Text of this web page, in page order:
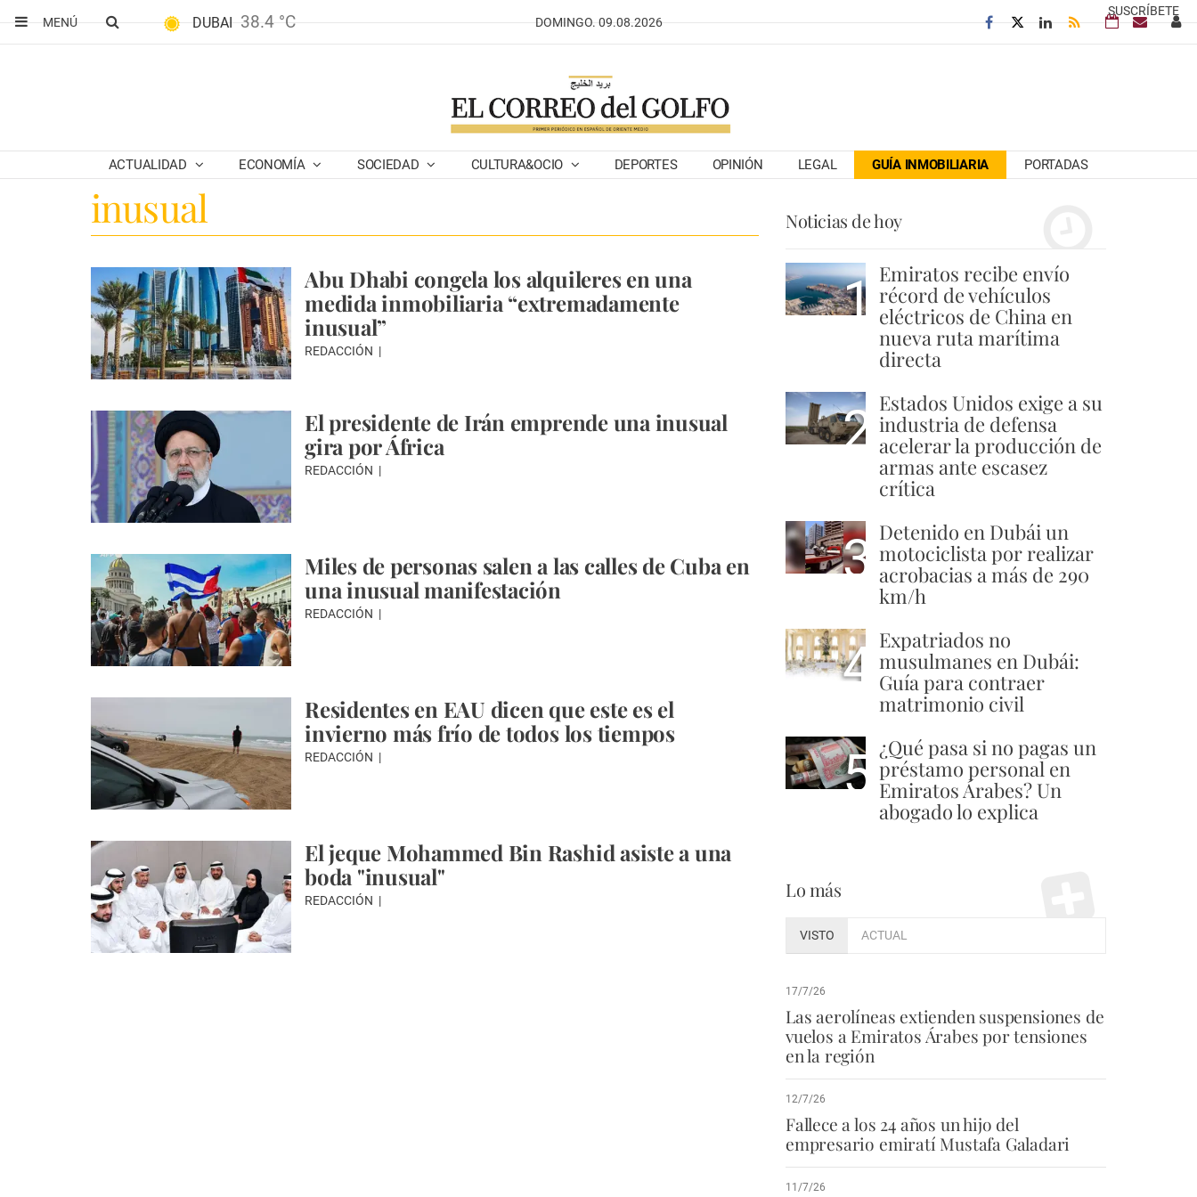
SUSCRÍBETE
MENÚ
DUBAI 38.4 °C DOMINGO. 09.08.2026
ACTUALIDAD ECONOMÍA SOCIEDAD CULTURA&OCIO DEPORTES OPINIÓN LEGAL GUÍA INMOBILIARIA PORTADAS
inusual
Abu Dhabi congela los alquileres en una
medida inmobiliaria “extremadamente
inusual”
REDACCIÓN
El presidente de Irán emprende una inusual
gira por África
REDACCIÓN
Miles de personas salen a las calles de Cuba en
una inusual manifestación
REDACCIÓN
Residentes en EAU dicen que este es el
invierno más frío de todos los tiempos
REDACCIÓN
El jeque Mohammed Bin Rashid asiste a una
boda "inusual"
REDACCIÓN
Noticias de hoy
1 Emiratos recibe envío
récord de vehículos
eléctricos de China en
nueva ruta marítima
directa
2 Estados Unidos exige a su
industria de defensa
acelerar la producción de
armas ante escasez
crítica
3 Detenido en Dubái un
motociclista por realizar
acrobacias a más de 290
km/h
4 Expatriados no
musulmanes en Dubái:
Guía para contraer
matrimonio civil
5 ¿Qué pasa si no pagas un
préstamo personal en
Emiratos Árabes? Un
abogado lo explica
Lo más
VISTO ACTUAL
17/7/26
Las aerolíneas extienden suspensiones de
vuelos a Emiratos Árabes por tensiones
en la región
12/7/26
Fallece a los 24 años un hijo del
empresario emiratí Mustafa Galadari
11/7/26